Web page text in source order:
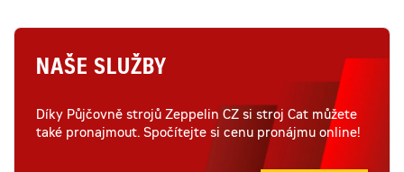
NAŠE SLUŽBY
Díky Půjčovně strojů Zeppelin CZ si stroj Cat můžete
také pronajmout. Spočítejte si cenu pronájmu online!